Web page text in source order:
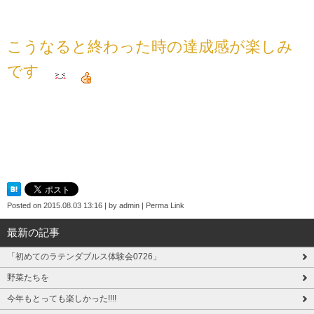
こうなると終わった時の達成感が楽しみ
です
Posted on 2015.08.03 13:16 | by admin | Perma Link
最新の記事
「初めてのラテンダブルス体験会0726」
野菜たちを
今年もとっても楽しかった!!!!